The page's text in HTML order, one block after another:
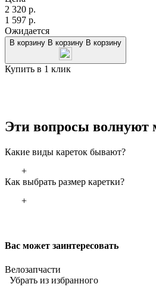
2 320 р.
1 597 р.
Ожидается
В корзину В корзину В корзину
Купить в 1 клик
Эти вопросы волнуют
Какие виды кареток бывают?
+
Как выбрать размер каретки?
+
Вас может заинтересовать
Велозапчасти
Убрать из избранного